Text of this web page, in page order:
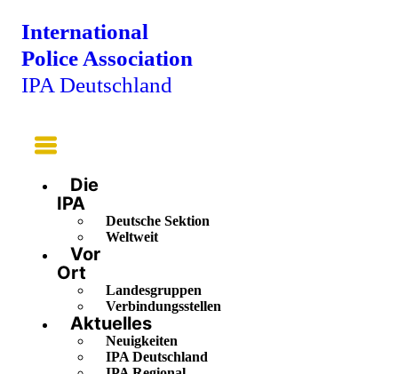
International
Police Association
IPA Deutschland
Main
Menu
Die
IPA
Deutsche Sektion
Weltweit
Vor
Ort
Landesgruppen
Verbindungsstellen
Aktuelles
Neuigkeiten
IPA Deutschland